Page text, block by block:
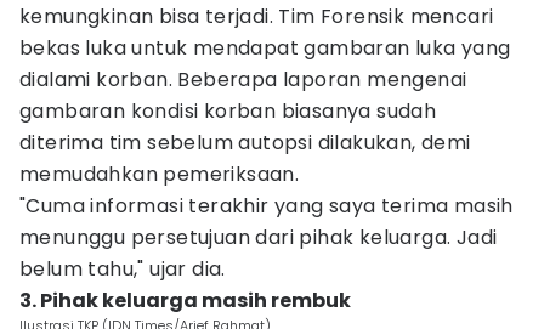
kemungkinan bisa terjadi. Tim Forensik mencari
bekas luka untuk mendapat gambaran luka yang
dialami korban. Beberapa laporan mengenai
gambaran kondisi korban biasanya sudah
diterima tim sebelum autopsi dilakukan, demi
memudahkan pemeriksaan.
"Cuma informasi terakhir yang saya terima masih
menunggu persetujuan dari pihak keluarga. Jadi
belum tahu," ujar dia.
3. Pihak keluarga masih rembuk